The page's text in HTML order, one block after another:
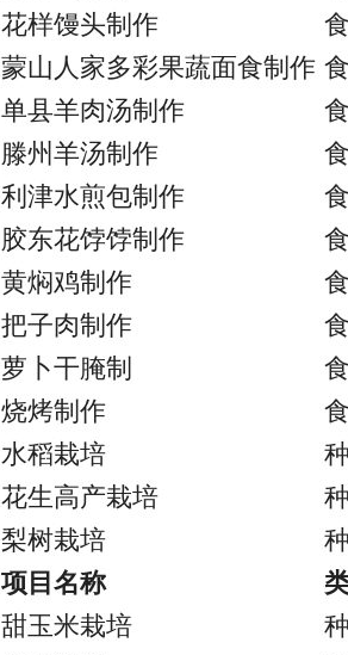
花样馒头制作
蒙山人家多彩果蔬面食制作
单县羊肉汤制作
滕州羊汤制作
利津水煎包制作
胶东花饽饽制作
黄焖鸡制作
把子肉制作
萝卜干腌制
烧烤制作
水稻栽培
花生高产栽培
梨树栽培
项目名称
甜玉米栽培